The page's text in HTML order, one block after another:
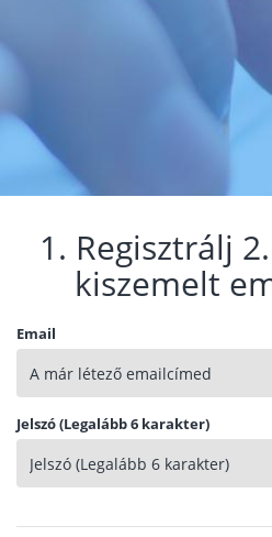
1. Regisztrálj
kiszemelt
Email
Jelszó (Legalább 6 karakter)